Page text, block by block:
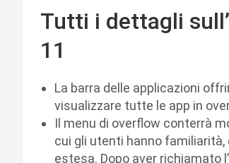
Tutti i dettagli
11
La barra delle applicazioni
visualizzare tutte le app in
Il menu di overflow conterrà
cui gli utenti hanno
estesa. Dopo aver richiamato